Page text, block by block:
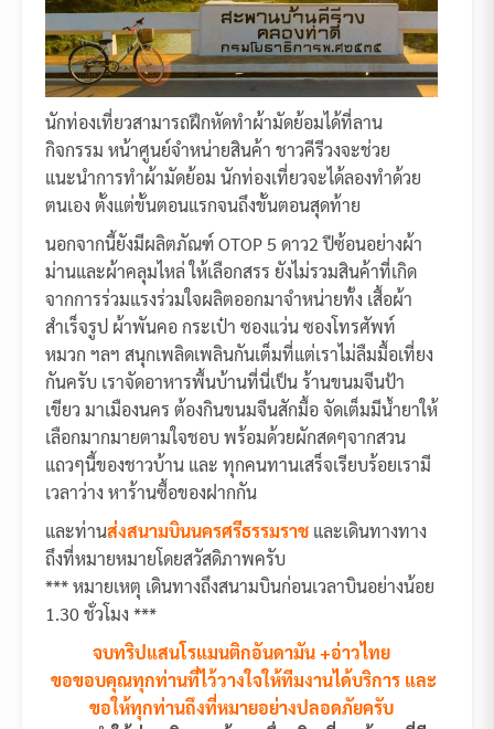
นักท่องเที่ยวสามารถฝึกหัดทำผ้ามัดย้อมได้ที่ลาน
กิจกรรม หน้าศูนย์จำหน่ายสินค้า ชาวคีรีวงจะช่วย
แนะนำการทำผ้ามัดย้อม นักท่องเที่ยวจะได้ลองทำด้วย
ตนเอง ตั้งแต่ขั้นตอนแรกจนถึงขั้นตอนสุดท้าย
นอกจากนี้ยังมีผลิตภัณฑ์ OTOP 5 ดาว2 ปีซ้อนอย่างผ้า
ม่านและผ้าคลุมไหล่ ให้เลือกสรร ยังไม่รวมสินค้าที่เกิด
จากการร่วมแรงร่วมใจผลิตออกมาจำหน่ายทั้ง เสื้อผ้า
สำเร็จรูป ผ้าพันคอ กระเป๋า ซองแว่น ซองโทรศัพท์
หมวก ฯลฯ สนุกเพลิดเพลินกันเต็มที่แต่เราไม่ลืมมื้อเที่ยง
กันครับ เราจัดอาหารพื้นบ้านที่นี่เป็น ร้านขนมจีนป้า
เขียว มาเมืองนคร ต้องกินขนมจีนสักมื้อ จัดเต็มมีน้ำยาให้
เลือกมากมายตามใจชอบ พร้อมด้วยผักสดๆจากสวน
แถวๆนี้ของชาวบ้าน และ ทุกคนทานเสร็จเรียบร้อยเรามี
เวลาว่าง หาร้านซื้อของฝากกัน
และท่านส่งสนามบินนครศรีธรรมราช และเดินทางทาง
ถึงที่หมายหมายโดยสวัสดิภาพครับ
*** หมายเหตุ เดินทางถึงสนามบินก่อนเวลาบินอย่างน้อย
1.30 ชั่วโมง ***
จบทริปแสนโรแมนติกอันดามัน +อ่าวไทย
ขอขอบคุณทุกท่านที่ไว้วางใจให้ทีมงานได้บริการ และ
ขอให้ทุกท่านถึงที่หมายอย่างปลอดภัยครับ